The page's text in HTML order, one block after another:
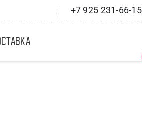
+7 925 231-66-15